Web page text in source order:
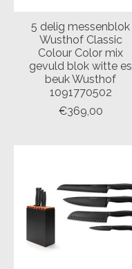
5 delig messenblok
Wusthof Classic
Colour Color mix
gevuld blok witte es
beuk Wusthof
1091770502
€369,00